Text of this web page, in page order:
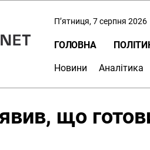
П’ятниця, 7 серпня 2026
ГОЛОВНА
Новини Аналітика
що